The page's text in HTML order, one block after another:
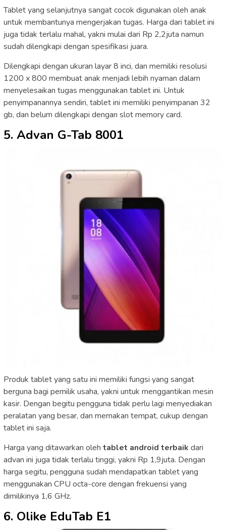
Tablet yang selanjutnya sangat cocok digunakan oleh anak
untuk membantunya mengerjakan tugas. Harga dari tablet ini
juga tidak terlalu mahal, yakni mulai dari Rp 2,2juta namun
sudah dilengkapi dengan spesifikasi juara.
Dilengkapi dengan ukuran layar 8 inci, dan memiliki resolusi
1200 x 800 membuat anak menjadi lebih nyaman dalam
menyelesaikan tugas menggunakan tablet ini. Untuk
penyimpanannya sendiri, tablet ini memiliki penyimpanan 32
gb, dan belum dilengkapi dengan slot memory card.
5. Advan G-Tab 8001
Produk tablet yang satu ini memiliki fungsi yang sangat
berguna bagi pemilik usaha, yakni untuk menggantikan mesin
kasir. Dengan begitu pengguna tidak perlu lagi menyediakan
peralatan yang besar, dan memakan tempat, cukup dengan
tablet ini saja.
Harga yang ditawarkan oleh tablet android terbaik dari
advan ini juga tidak terlalu tinggi, yakni Rp 1,9juta. Dengan
harga segitu, pengguna sudah mendapatkan tablet yang
menggunakan CPU octa-core dengan frekuensi yang
dimilikinya 1,6 GHz.
6. Olike EduTab E1